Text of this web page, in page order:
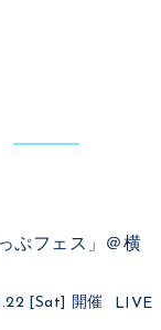
ぷフェス」＠横
[Sat] 開催 LIVE